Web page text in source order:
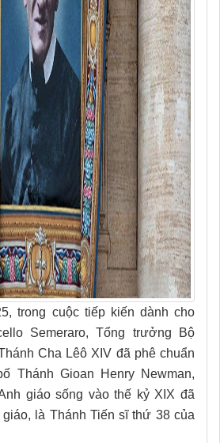
trong cuộc tiếp kiến dành cho
Semeraro, Tổng trưởng Bộ
Cha Lêô XIV đã phê chuẩn
Thánh Gioan Henry Newman,
giáo sống vào thế kỷ XIX đã
là Thánh Tiến sĩ thứ 38 của